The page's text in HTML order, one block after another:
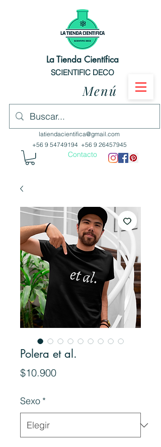
La Tienda Científica
SCIENTIFIC DECO
Menú
latiendacientifica@gmail.com
+56 9 54749194 +56 9 26457945
Contacto
Polera et al.
$10.900Precio
Sexo *